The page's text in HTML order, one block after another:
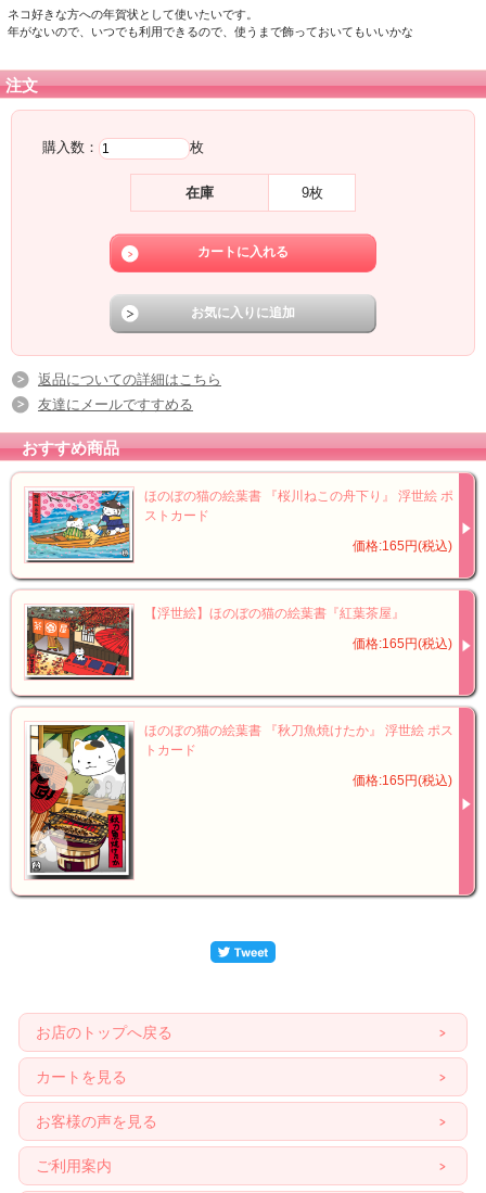
ネコ好きな方への年賀状として使いたいです。
年がないので、いつでも利用できるので、使うまで飾っておいてもいいかな
注文
購入数： 枚
在庫 9枚
返品についての詳細はこちら
友達にメールですすめる
おすすめ商品
ほのぼの猫の絵葉書 『桜川ねこの舟下り』 浮世絵 ポ
ストカード
価格:165円(税込)
【浮世絵】ほのぼの猫の絵葉書『紅葉茶屋』
価格:165円(税込)
ほのぼの猫の絵葉書 『秋刀魚焼けたか』 浮世絵 ポス
トカード
価格:165円(税込)
お店のトップへ戻る
カートを見る
お客様の声を見る
ご利用案内